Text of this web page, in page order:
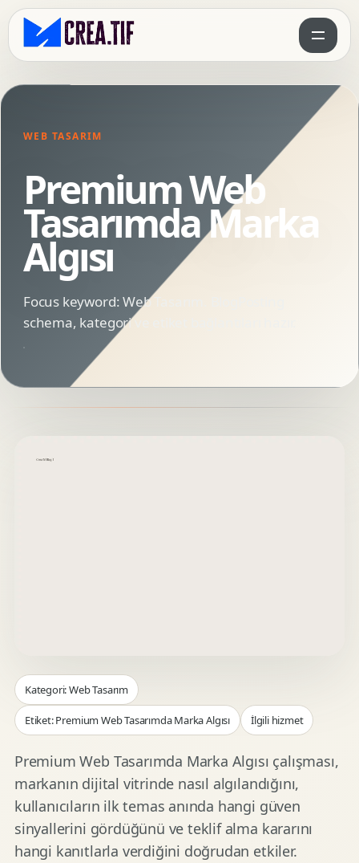
WEB TASARIM
Premium Web
Tasarımda Marka
Algısı
Focus keyword: Web Tasarım. BlogPosting
schema, kategori ve etiket bağlantıları hazır.
Kategori: Web Tasarım
Etiket: Premium Web Tasarımda Marka Algısı İlgili hizmet
Premium Web Tasarımda Marka Algısı çalışması,
markanın dijital vitrinde nasıl algılandığını,
kullanıcıların ilk temas anında hangi güven
sinyallerini gördüğünü ve teklif alma kararını
hangi kanıtlarla verdiğini doğrudan etkiler.